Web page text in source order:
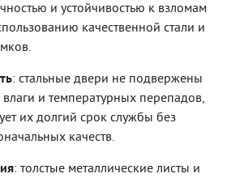
и устойчивостью к взломам
качественной стали и
: стальные двери не подвержены
и температурных перепадов,
их долгий срок службы без
качеств.
: толстые металлические листы и